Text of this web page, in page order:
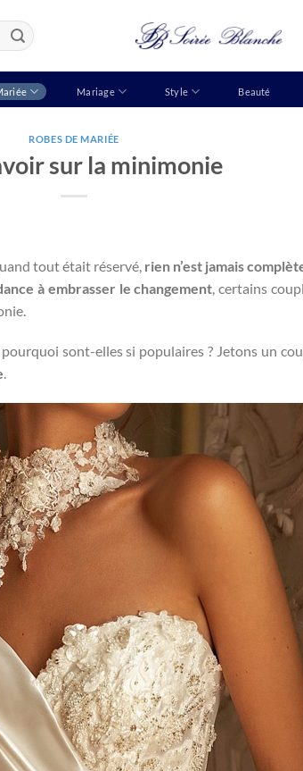
Mariage Style Beauté
ROBES DE MARIÉE
sur la minimonie
tout était réservé, rien n’est jamais
à embrasser le changement , certains
sont-elles si populaires ? Jetons un
.